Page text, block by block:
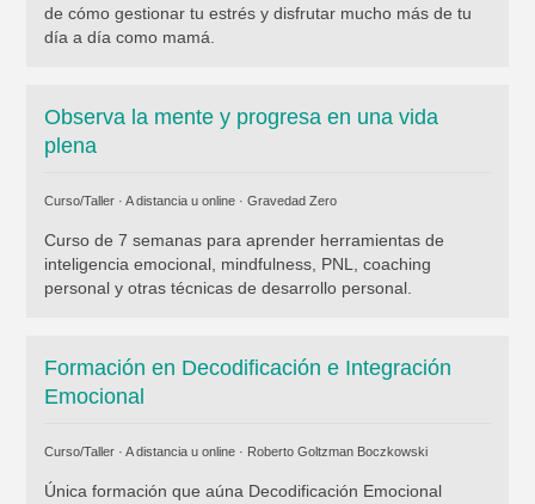
de cómo gestionar tu estrés y disfrutar mucho más de tu
día a día como mamá.
Observa la mente y progresa en una vida
plena
Curso/Taller · A distancia u online · Gravedad Zero
Curso de 7 semanas para aprender herramientas de
inteligencia emocional, mindfulness, PNL, coaching
personal y otras técnicas de desarrollo personal.
Formación en Decodificación e Integración
Emocional
Curso/Taller · A distancia u online · Roberto Goltzman Boczkowski
Única formación que aúna Decodificación Emocional